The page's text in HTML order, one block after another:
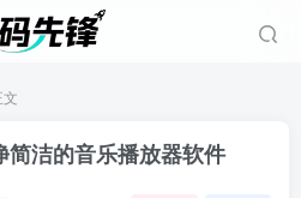
文
洁的音乐播放器软件